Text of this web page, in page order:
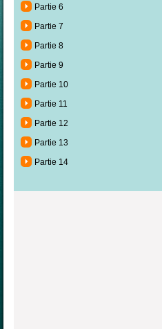
Partie 6
Partie 7
Partie 8
Partie 9
Partie 10
Partie 11
Partie 12
Partie 13
Partie 14